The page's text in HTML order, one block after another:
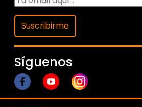
Suscribirme
Síguenos